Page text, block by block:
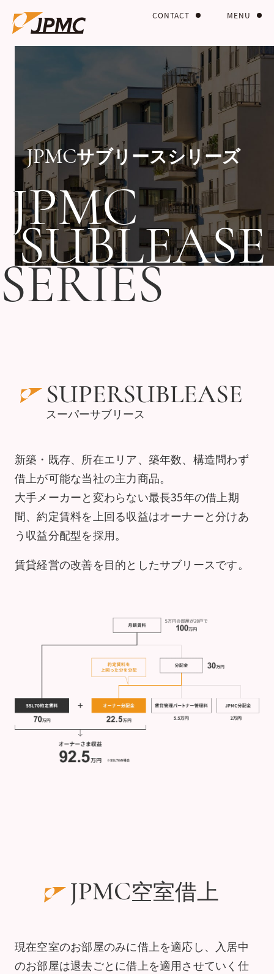
MENU
CONTACT
JPMCサブリースシリーズ
JPMC
SUBLEASE
SERIES
JPMC
SUBLEASE
SERIES
SUPERSUBLEASE
スーパーサブリース
新築・既存、所在エリア、築年数、構造問わず
借上が可能な当社の主力商品。
大手メーカーと変わらない最長35年の借上期
間、約定賃料を上回る収益はオーナーと分けあ
う収益分配型を採用。
賃貸経営の改善を目的としたサブリースです。
JPMC空室借上
現在空室のお部屋のみに借上を適応し、入居中
のお部屋は退去ごとに借上を適用させていく仕